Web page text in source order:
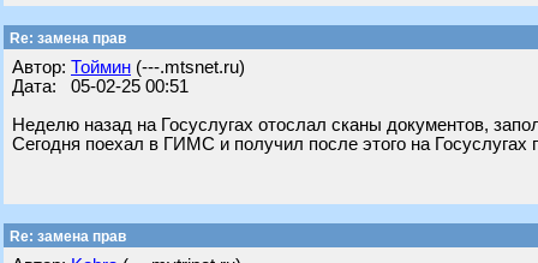
Re: замена прав
Автор: Тоймин (---.mtsnet.ru)
Дата: 05-02-25 00:51
Неделю назад на Госуслугах отослал сканы документов,
Сегодня поехал в ГИМС и получил после этого на Госуслугах
Re: замена прав